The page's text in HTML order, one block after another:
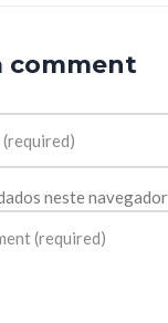
comment
neste